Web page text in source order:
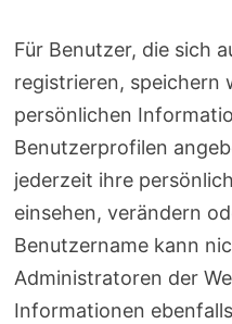
Für Benutzer, die sich
registrieren, speichern
persönlichen
Benutzerprofilen
jederzeit ihre
einsehen, verändern
Benutzername kann
Administratoren der
Informationen